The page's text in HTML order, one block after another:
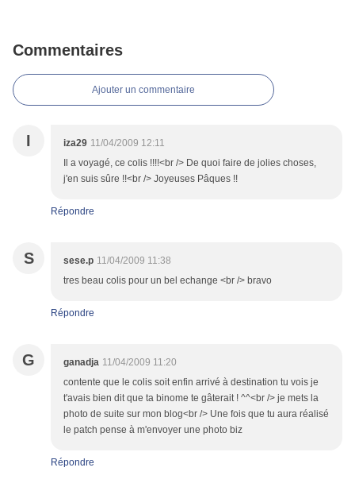
Commentaires
Ajouter un commentaire
I iza29 11/04/2009 12:11
Il a voyagé, ce colis !!!!<br /> De quoi faire de jolies choses,
j'en suis sûre !!<br /> Joyeuses Pâques !!
Répondre
S sese.p 11/04/2009 11:38
tres beau colis pour un bel echange <br /> bravo
Répondre
G ganadja 11/04/2009 11:20
contente que le colis soit enfin arrivé à destination tu vois je
t'avais bien dit que ta binome te gâterait ! ^^<br /> je mets la
photo de suite sur mon blog<br /> Une fois que tu aura réalisé
le patch pense à m'envoyer une photo biz
Répondre